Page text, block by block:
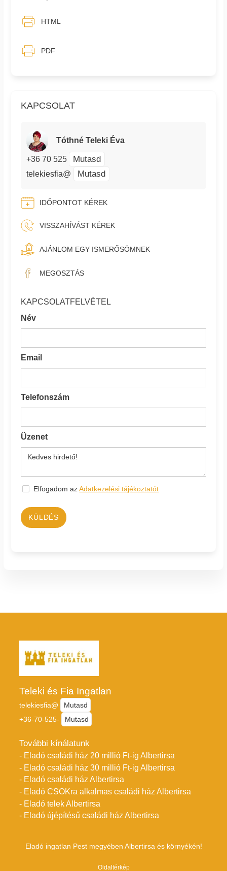
KAPCSOLAT
Tóthné Teleki Éva
+36 70 525 Mutasd
telekiesfia@ Mutasd
IDŐPONTOT KÉREK
VISSZAHÍVÁST KÉREK
AJÁNLOM EGY ISMERŐSÖMNEK
MEGOSZTÁS
KAPCSOLATFELVÉTEL
Név
Email
Telefonszám
Üzenet
Elfogadom azAdatkezelési tájékoztatót
KÜLDÉS
HTML
PDF
Teleki és Fia Ingatlan
telekiesfia@
Mutasd
+36-70-525-
Mutasd
További kínálatunk
- Eladó családi ház 20 millió Ft-ig Albertirsa
- Eladó családi ház 30 millió Ft-ig Albertirsa
- Eladó családi ház Albertirsa
- Eladó CSOKra alkalmas családi ház Albertirsa
- Eladó telek Albertirsa
- Eladó újépítésű családi ház Albertirsa
Eladó ingatlan Pest megyében Albertirsa és környékén!
Oldaltérkép